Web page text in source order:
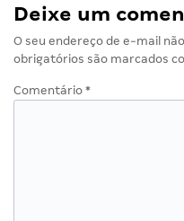
Deixe um
O seu endereço de e-mail
obrigatórios são marcados
Comentário *